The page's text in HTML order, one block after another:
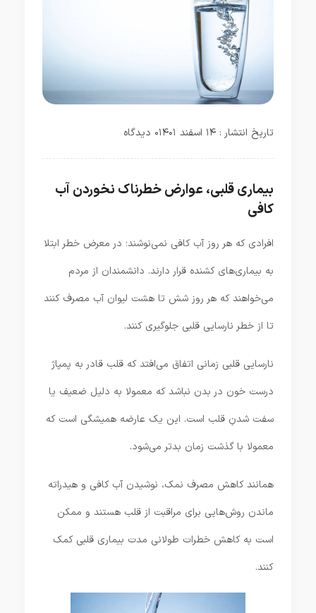
تاریخ انتشار : ۱۴ اسفند ۱۴۰۱ ۰ دیدگاه
بیماری قلبی، عوارض خطرناک نخوردن آب
کافی
افرادی که هر روز آب کافی نمی‌نوشند؛ در معرض خطر ابتلا
به بیماری‌های کشنده قرار دارند. دانشمندان از مردم
می‌خواهند که هر روز شش تا هشت لیوان آب مصرف کنند
تا از خطر نارسایی قلبی جلوگیری کنند.
نارسایی قلبی زمانی اتفاق می‌افتد که قلب قادر به پمپاژ
درست خون در بدن نباشد که معمولا به دلیل ضعیف یا
سفت شدنِ قلب است. این یک عارضه همیشگی است که
معمولا با گذشت زمان بدتر می‌شود.
همانند کاهش مصرف نمک، نوشیدن آب کافی و هیدراته
ماندن روش‌هایی برای مراقبت از قلب هستند و ممکن
است به کاهش خطرات طولانی مدت بیماری قلبی کمک
کنند.